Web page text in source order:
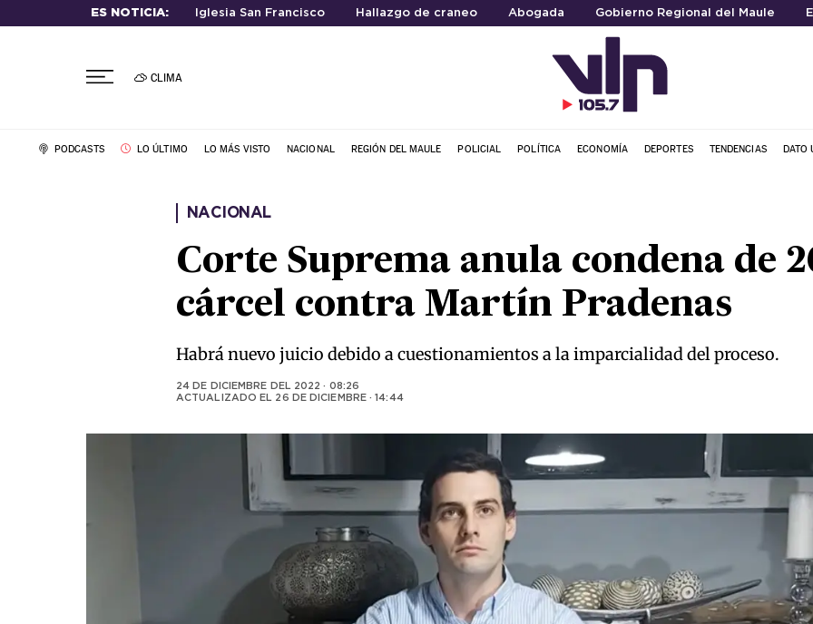
ES NOTICIA: Iglesia San Francisco Hallazgo de craneo Abogada Gobierno Regional del Maule
CLIMA
PODCASTS LO ÚLTIMO LO MÁS VISTO NACIONAL REGIÓN DEL MAULE POLICIAL POLÍTICA ECONOMÍA DEPORTES TENDENCIAS DATO
NACIONAL
Corte Suprema anula condena de
cárcel contra Martín Pradenas
Habrá nuevo juicio debido a cuestionamientos a la imparcialidad del proceso.
24 DE DICIEMBRE DEL 2022 · 08:26
ACTUALIZADO EL 26 DE DICIEMBRE · 14:44